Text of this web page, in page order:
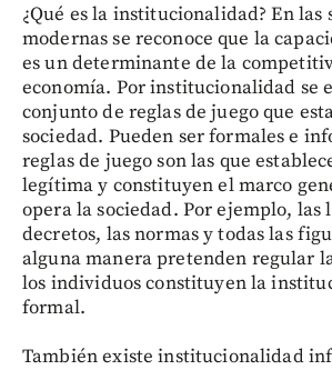
¿Qué es la institucionalidad? En las
modernas se reconoce que la
es un determinante de la
economía. Por institucionalidad se
conjunto de reglas de juego que
sociedad. Pueden ser formales e
reglas de juego son las que
legítima y constituyen el marco
opera la sociedad. Por ejemplo, las
decretos, las normas y todas las
alguna manera pretenden regular
los individuos constituyen la
formal.
También existe institucionalidad